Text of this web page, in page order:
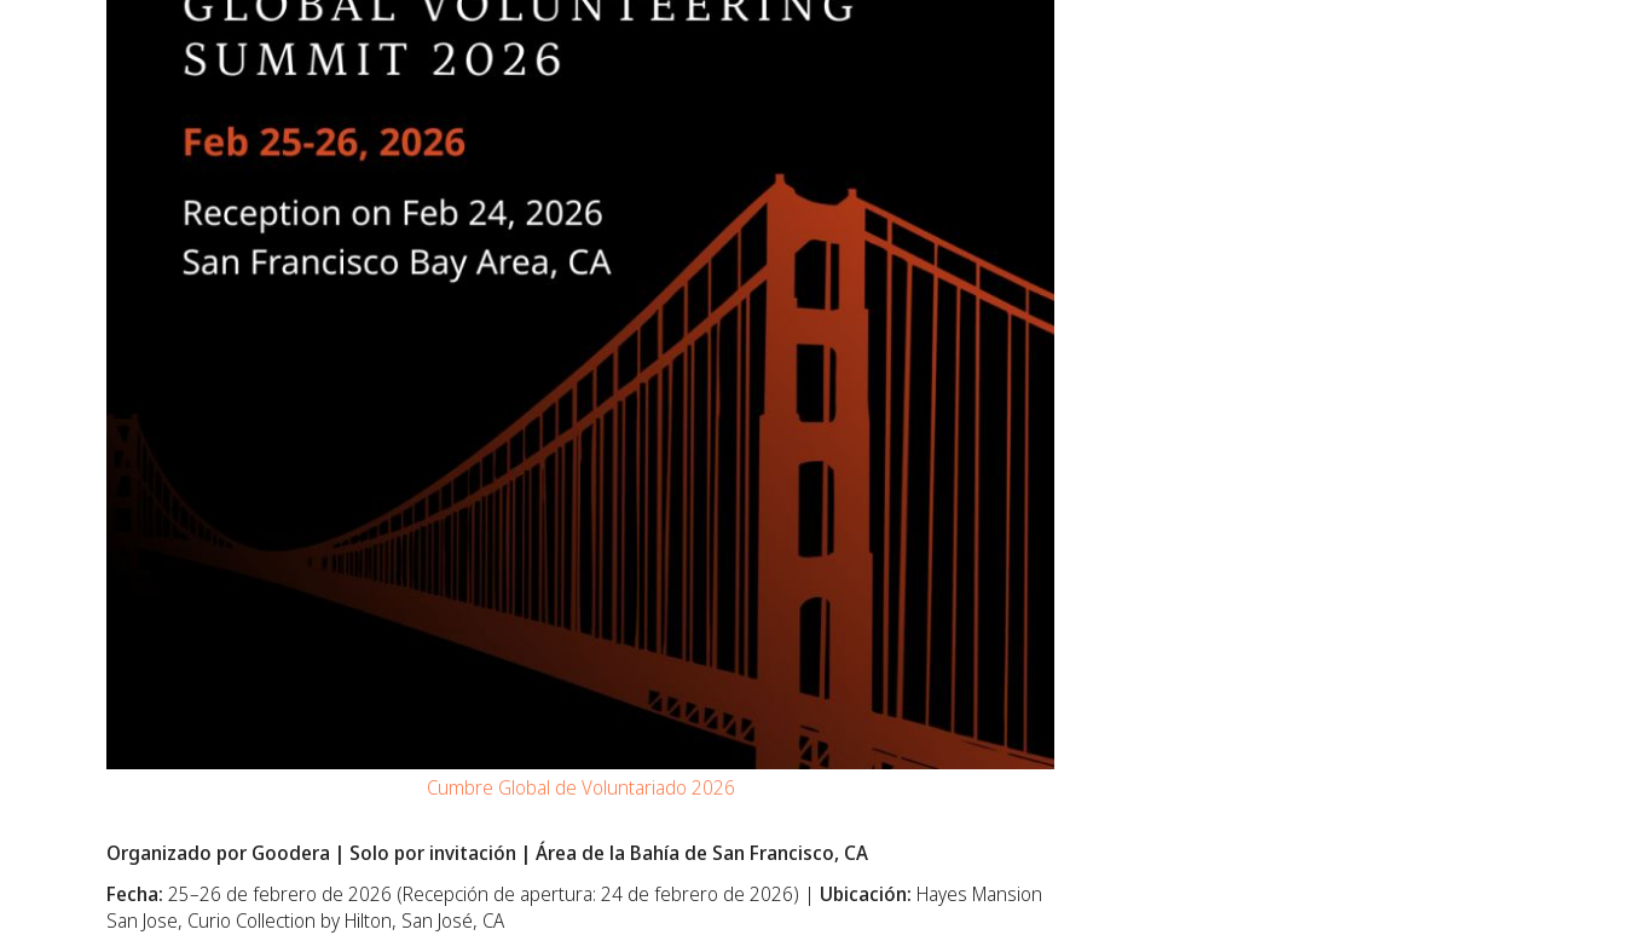
Cumbre Global de Voluntariado 2026
Organizado por Goodera | Solo por invitación | Área de la Bahía de San Francisco, CA
Fecha: 25–26 de febrero de 2026 (Recepción de apertura: 24 de febrero de 2026) | Ubicación: Hayes Mansion
San Jose, Curio Collection by Hilton, San José, CA